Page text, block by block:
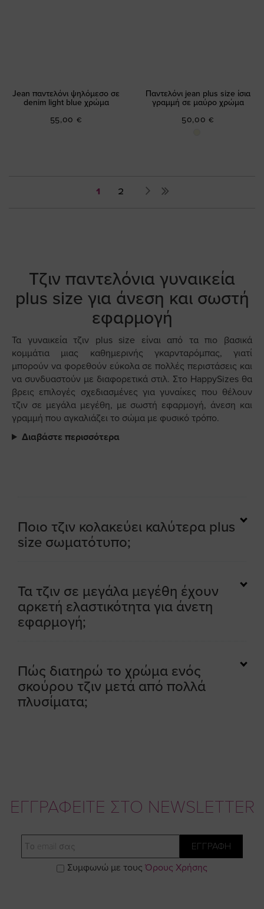
Jean παντελόνι ψηλόμεσο σε
denim light blue χρώμα
55,00 €
Παντελόνι jean plus size ίσια
γραμμή σε μαύρο χρώμα
50,00 €
You're
1 Σελίδα
2 Σελίδα
Επόμενο
Τζιν παντελόνια γυναικεία
plus size για άνεση και σωστή
εφαρμογή
Τα γυναικεία τζιν plus size είναι από τα πιο βασικά
κομμάτια μιας καθημερινής γκαρνταρόμπας, γιατί
μπορούν να φορεθούν εύκολα σε πολλές περιστάσεις και
να συνδυαστούν με διαφορετικά στιλ. Στο HappySizes θα
βρεις επιλογές σχεδιασμένες για γυναίκες που θέλουν
τζιν σε μεγάλα μεγέθη, με σωστή εφαρμογή, άνεση και
γραμμή που αγκαλιάζει το σώμα με φυσικό τρόπο.
Διαβάστε περισσότερα
Ποιο τζιν κολακεύει καλύτερα plus
size σωματότυπο;
Τα τζιν σε μεγάλα μεγέθη έχουν
αρκετή ελαστικότητα για άνετη
εφαρμογή;
Πώς διατηρώ το χρώμα ενός
σκούρου τζιν μετά από πολλά
πλυσίματα;
ΕΓΓΡΑΦΕΙΤΕ ΣΤΟ NEWSLETTER
Email
ΕΓΓΡΑΦΗ
Συμφωνώ με τους Όρους Χρήσης